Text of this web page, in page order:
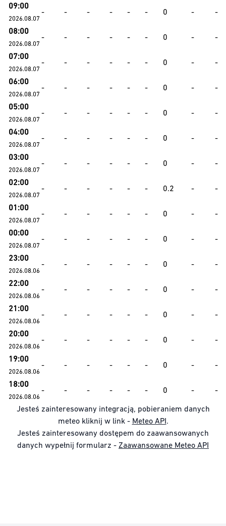
09:00
2026.08.07
- - - - - - 0 - -
08:00
2026.08.07
- - - - - - 0 - -
07:00
2026.08.07
- - - - - - 0 - -
06:00
2026.08.07
- - - - - - 0 - -
05:00
2026.08.07
- - - - - - 0 - -
04:00
2026.08.07
- - - - - - 0 - -
03:00
2026.08.07
- - - - - - 0 - -
02:00
2026.08.07
- - - - - - 0.2 - -
01:00
2026.08.07
- - - - - - 0 - -
00:00
2026.08.07
- - - - - - 0 - -
23:00
2026.08.06
- - - - - - 0 - -
22:00
2026.08.06
- - - - - - 0 - -
21:00
2026.08.06
- - - - - - 0 - -
20:00
2026.08.06
- - - - - - 0 - -
19:00
2026.08.06
- - - - - - 0 - -
18:00
2026.08.06
- - - - - - 0 - -
Jesteś zainteresowany integracją, pobieraniem danych
meteo kliknij w link - Meteo API.
Jesteś zainteresowany dostępem do zaawansowanych
danych wypełnij formularz - Zaawansowane Meteo API